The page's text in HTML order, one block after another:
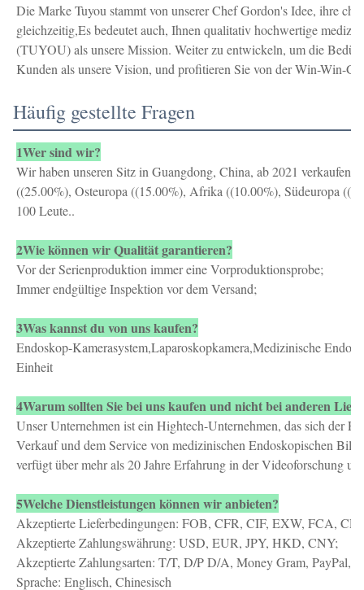
Die Marke Tuyou stammt von unserer Chef Gordon's Idee, ihre
gleichzeitig,Es bedeutet auch, Ihnen qualitativ hochwertige
(TUYOU) als unsere Mission. Weiter zu entwickeln, um die
Kunden als unsere Vision, und profitieren Sie von der Win-Win-
Häufig gestellte Fragen
1Wer sind wir?
Wir haben unseren Sitz in Guangdong, China, ab 2021 verkaufen
((25.00%), Osteuropa ((15.00%), Afrika ((10.00%), Südeuropa
100 Leute..
2Wie können wir Qualität garantieren?
Vor der Serienproduktion immer eine Vorproduktionsprobe;
Immer endgültige Inspektion vor dem Versand;
3Was kannst du von uns kaufen?
Endoskop-Kamerasystem,Laparoskopkamera,Medizinische
Einheit
4Warum sollten Sie bei uns kaufen und nicht bei anderen
Unser Unternehmen ist ein Hightech-Unternehmen, das sich der
Verkauf und dem Service von medizinischen Endoskopischen
verfügt über mehr als 20 Jahre Erfahrung in der Videoforschung
5Welche Dienstleistungen können wir anbieten?
Akzeptierte Lieferbedingungen: FOB, CFR, CIF, EXW, FCA,
Akzeptierte Zahlungswährung: USD, EUR, JPY, HKD, CNY;
Akzeptierte Zahlungsarten: T/T, D/P D/A, Money Gram, PayPal,
Sprache: Englisch, Chinesisch